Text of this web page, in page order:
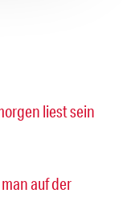
liest sein
auf der